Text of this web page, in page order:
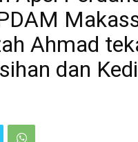
Ahmad
dan